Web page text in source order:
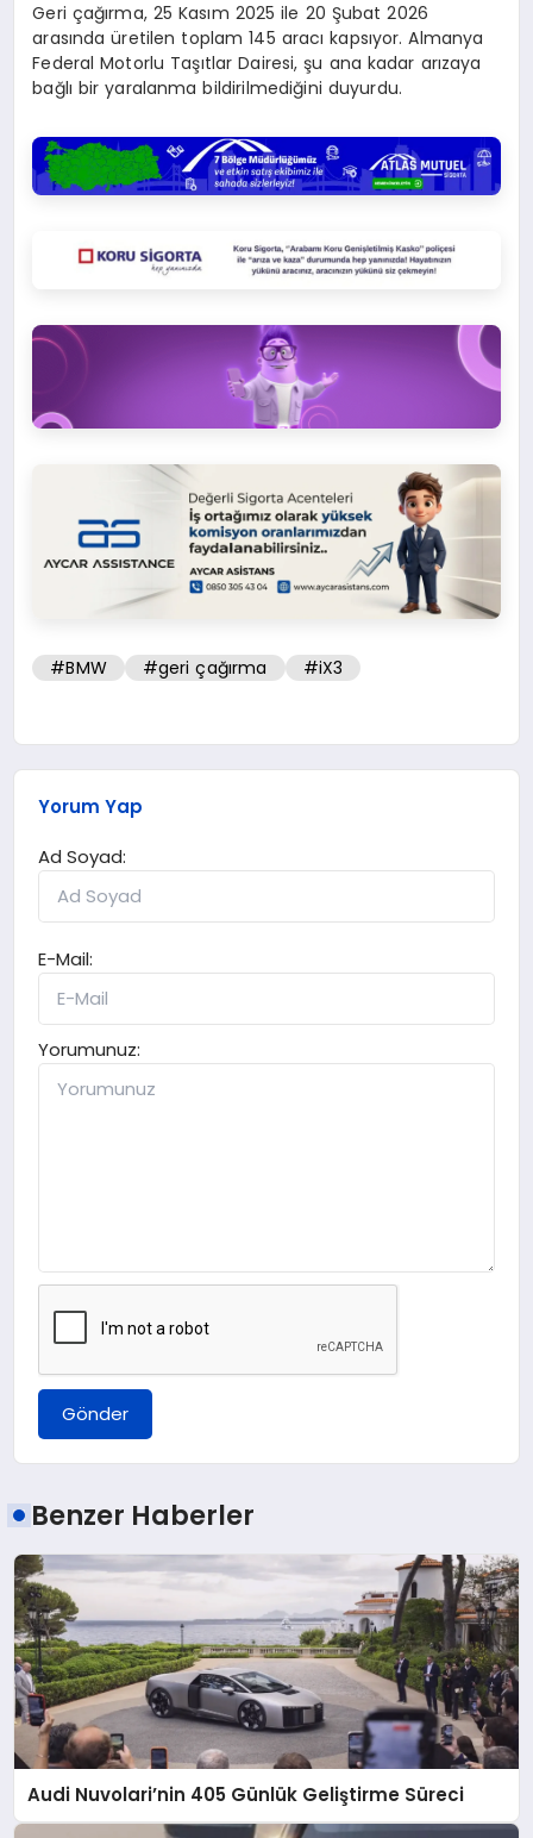
Geri çağırma, 25 Kasım 2025 ile 20 Şubat 2026
arasında üretilen toplam 145 aracı kapsıyor. Almanya
Federal Motorlu Taşıtlar Dairesi, şu ana kadar arızaya
bağlı bir yaralanma bildirilmediğini duyurdu.
#BMW #geri çağırma #iX3
Yorum Yap
Ad Soyad:
E-Mail:
Yorumunuz:
Gönder
Benzer Haberler
Audi Nuvolari’nin 405 Günlük Geliştirme Süreci